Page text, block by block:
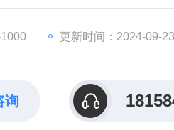
更新时间：2024-09-23
询